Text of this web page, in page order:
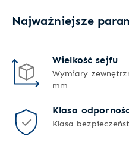
Najważniejsze
Wielkość sejfu
Wymiary
mm
Klasa
Klasa